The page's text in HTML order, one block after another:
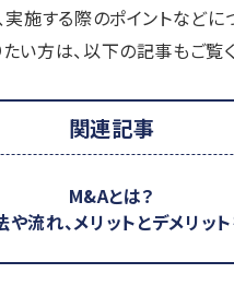
実施する際のポイントなどに
い方は、以下の記事もご覧
関連記事
M&Aとは？
流れ、メリットとデメリッ